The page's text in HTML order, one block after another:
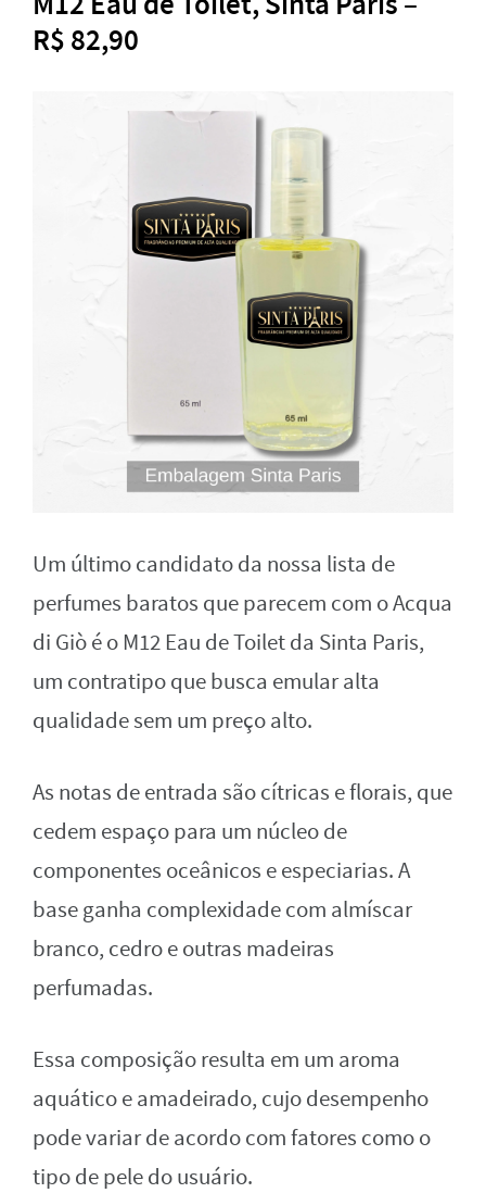
R$ 82,90
Um último candidato da nossa lista de
perfumes baratos que parecem com o Acqua
di Giò é o M12 Eau de Toilet da Sinta Paris,
um contratipo que busca emular alta
qualidade sem um preço alto.
As notas de entrada são cítricas e florais, que
cedem espaço para um núcleo de
componentes oceânicos e especiarias. A
base ganha complexidade com almíscar
branco, cedro e outras madeiras
perfumadas.
Essa composição resulta em um aroma
aquático e amadeirado, cujo desempenho
pode variar de acordo com fatores como o
tipo de pele do usuário.